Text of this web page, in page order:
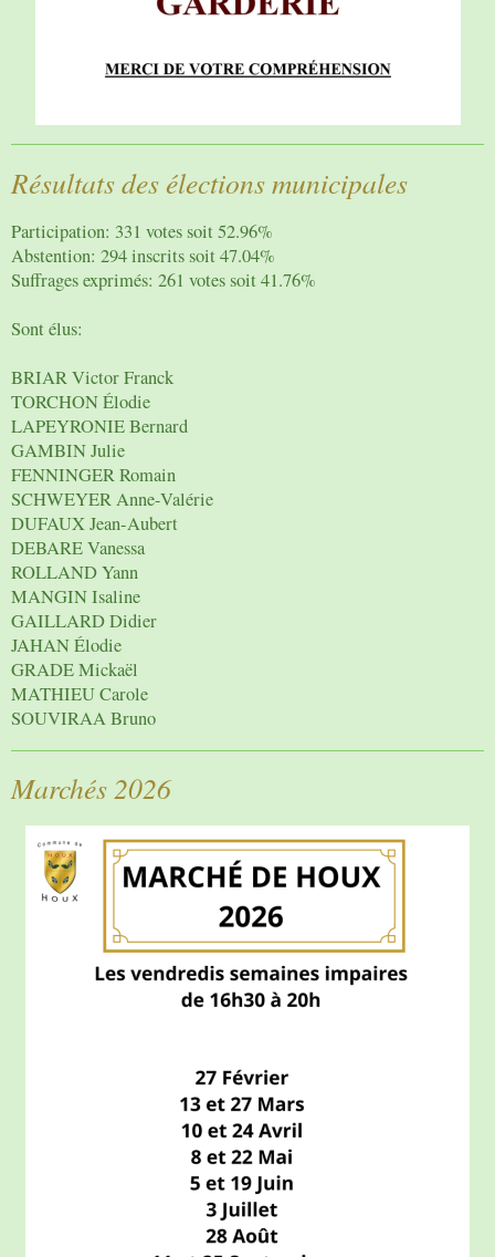
Résultats des élections municipales
Participation: 331 votes soit 52.96%
Abstention: 294 inscrits soit 47.04%
Suffrages exprimés: 261 votes soit 41.76%
Sont élus:
BRIAR Victor Franck
TORCHON Élodie
LAPEYRONIE Bernard
GAMBIN Julie
FENNINGER Romain
SCHWEYER Anne-Valérie
DUFAUX Jean-Aubert
DEBARE Vanessa
ROLLAND Yann
MANGIN Isaline
GAILLARD Didier
JAHAN Élodie
GRADE Mickaël
MATHIEU Carole
SOUVIRAA Bruno
Marchés 2026